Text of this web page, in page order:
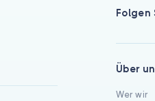
Folgen
Über
Wer wir